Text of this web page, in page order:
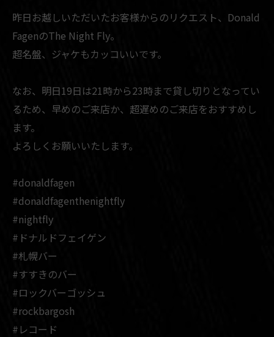
昨日お越しいただいたお客様からのリクエスト、Donald
FagenのThe Night Fly。
超名盤、ジャケもカッコいいです。
なお、明日19日は21時から23時まで貸し切りとなってい
るため、早めのご来店か、超遅めのご来店をおすすめし
ます。
よろしくお願いいたします。
#donaldfagen
#donaldfagenthenightfly
#nightfly
#ドナルドフェイゲン
#札幌バー
#すすきのバー
#ロックバーゴッシュ
#rockbargosh
#レコード